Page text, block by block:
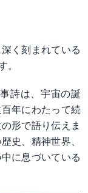
く刻まれている
。
詩は、宇宙の誕
年にわたって続
形で語り伝えま
史、精神世界、
に息づいている